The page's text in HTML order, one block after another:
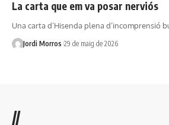
La carta que em va posar nerviós
Una carta d’Hisenda plena d’incomprensió
Jordi Morros 29 de maig de 2026
//